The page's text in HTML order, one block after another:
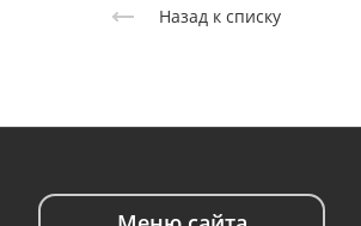
Назад к списку